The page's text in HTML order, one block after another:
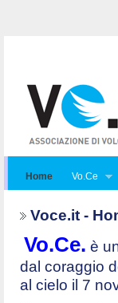
Home Vo.Ce
Voce.it -
Vo.Ce. è
dal coraggio
al cielo il 7